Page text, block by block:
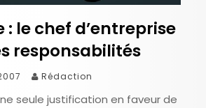
le chef d’entreprise
responsabilités
Rédaction
seule justification en faveur de